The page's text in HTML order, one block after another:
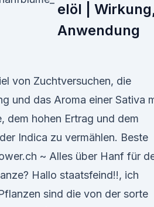
elöl |
Anwendung
von Zuchtversuchen, die
und das Aroma einer Sativa
dem hohen Ertrag und dem
Indica zu vermählen. Beste
~ Alles über Hanf für
Hallo staatsfeind!!, ich
sind die von der sorte